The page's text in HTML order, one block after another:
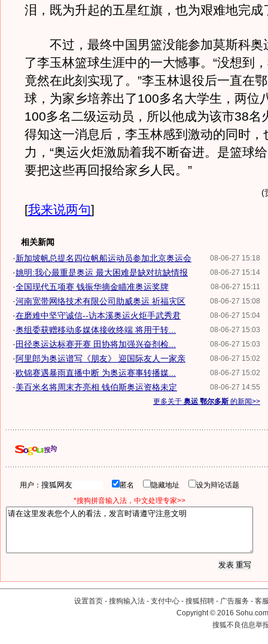
泪，既为升起的五星红旗，也为艰难地完成
不过，最终中国男篮没能参加莫斯科奥
了李玉林篮球生涯中的一大憾事。“没想到
竟然在此刻实现了。”李玉林退役后一直在
球，为家乡培养出了100多名大学生，两位
100多名二级运动员，所以他成为该市38名
得知这一消息后，李玉林感到激动的同时，
力，“奥运火炬激励着我不断奋进。是篮球
要把这些再回报给家乡人民。”
(
[我来说两句]
相关新闻
08-06-27 15:18
·新加坡帆总提名四位帆船运动员参加北京奥运会
08-06-27 15:14
·姚明:我心最重是奥运 最大困难是缺对抗缺情报
08-06-27 15:11
·全国现代五项赛 钱振华摘金瞄准奥运奖牌
08-06-27 15:08
·河南宽带网络技术有限公司助威奥运 祈福灾区
08-06-27 15:04
·在磨难中坚守诚信--访本溪奥运火炬手武秀君
08-06-27 15:03
·奥组委获赠移动多媒体接收终端 将用于转...
08-06-27 15:03
· 田径奥运达标赛开赛 田协将加强兴奋剂检...
08-06-27 15:02
· 阿里郎为奥运谱写《朋友》 迎国际友人一家亲
08-06-27 15:02
·欧锦赛遇暴雨直播中断 为奥运赛事转播媒...
08-06-27 14:55
·美百米名将周末齐亮相 钱伯斯奥运资格未定
更多关于 奥运 鄂尔多斯 的新闻>>
用户： 匿名 隐藏地址
设为辩论话题
*搜狗拼音输入法，中文处理专家>>
设置首页 - 搜狗输入法 - 支付中心 - 搜狐招聘 - 广告服务 - 客
Copyright©2016
搜狐不良信息举